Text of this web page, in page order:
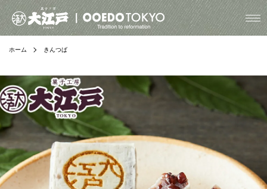
ホーム きんつば